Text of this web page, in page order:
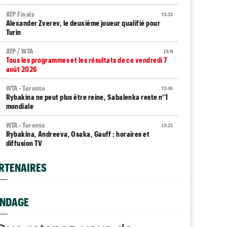
13:33
ATP Finals
Alexander Zverev, le deuxième joueur qualifié pour
Turin
13:11
ATP / WTA
Tous les programmes et les résultats de ce vendredi 7
août 2026
12:45
WTA - Toronto
Rybakina ne peut plus être reine, Sabalenka reste n°1
mondiale
12:22
WTA - Toronto
Rybakina, Andreeva, Osaka, Gauff : horaires et
diffusion TV
ATP - Montréal
Terence Atmane défie Mensik : à quelle heure et où voir
le match ?
Jeunes
Le Cap d'Agde ouvre une route directe vers le
prestigieux Orange Bowl